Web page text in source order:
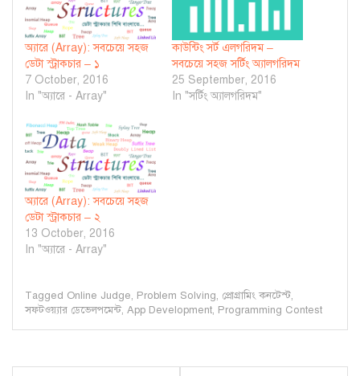
অ্যারে (Array): সবচেয়ে সহজ
ডেটা স্ট্রাকচার – ১
7 October, 2016
In "অ্যারে - Array"
কাউন্টিং সর্ট এলগরিদম –
সবচেয়ে সহজ সর্টিং অ্যালগরিদম
25 September, 2016
In "সর্টিং অ্যালগরিদম"
অ্যারে (Array): সবচেয়ে সহজ
ডেটা স্ট্রাকচার – ২
13 October, 2016
In "অ্যারে - Array"
Tagged Online Judge, Problem Solving, প্রোগ্রামিং কনটেস্ট,
সফটওয়্যার ডেভেলপমেন্ট, App Development, Programming Contest